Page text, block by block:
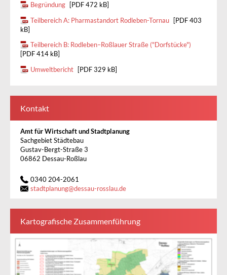
Begründung [PDF 472 kB]
Teilbereich A: Pharmastandort Rodleben-Tornau
[PDF 403
kB]
Teilbereich B: Rodleben–Roßlauer Straße ("Dorfstücke")
[PDF 414 kB]
Umweltbericht [PDF 329 kB]
Kontakt
Amt für Wirtschaft und Stadtplanung
Sachgebiet Städtebau
Gustav-Bergt-Straße 3
06862 Dessau-Roßlau
0340 204-2061
stadtplanung@dessau-rosslau.de
Kartografische Zusammenführung